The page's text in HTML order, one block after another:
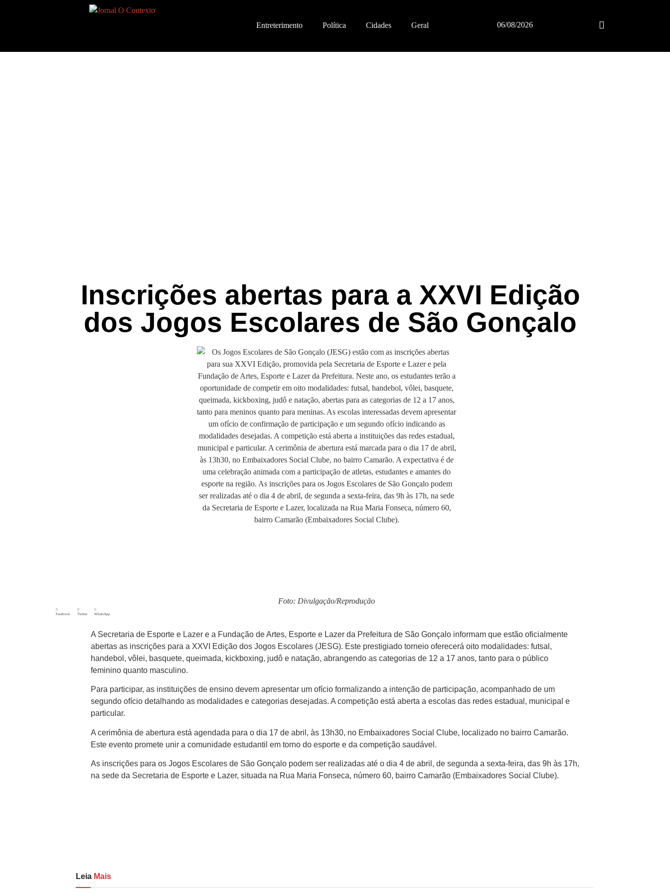
Entreterimento Política Cidades Geral 06/08/2026
Inscrições abertas para a XXVI Edição
dos Jogos Escolares de São Gonçalo
Foto: Divulgação/Reprodução
Facebook Twitter WhatsApp
A Secretaria de Esporte e Lazer e a Fundação de Artes, Esporte e Lazer da Prefeitura de São Gonçalo informam que estão oficialmente
abertas as inscrições para a XXVI Edição dos Jogos Escolares (JESG). Este prestigiado torneio oferecerá oito modalidades: futsal,
handebol, vôlei, basquete, queimada, kickboxing, judô e natação, abrangendo as categorias de 12 a 17 anos, tanto para o público
feminino quanto masculino.
Para participar, as instituições de ensino devem apresentar um ofício formalizando a intenção de participação, acompanhado de um
segundo ofício detalhando as modalidades e categorias desejadas. A competição está aberta a escolas das redes estadual, municipal e
particular.
A cerimônia de abertura está agendada para o dia 17 de abril, às 13h30, no Embaixadores Social Clube, localizado no bairro Camarão.
Este evento promete unir a comunidade estudantil em torno do esporte e da competição saudável.
As inscrições para os Jogos Escolares de São Gonçalo podem ser realizadas até o dia 4 de abril, de segunda a sexta-feira, das 9h às 17h,
na sede da Secretaria de Esporte e Lazer, situada na Rua Maria Fonseca, número 60, bairro Camarão (Embaixadores Social Clube).
Leia Mais